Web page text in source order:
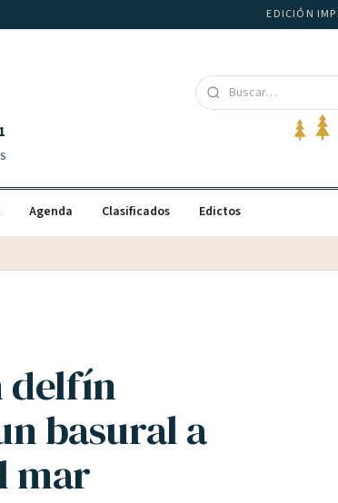
EDICIÓN
Agenda Clasificados Edictos
delfín
basural a
mar